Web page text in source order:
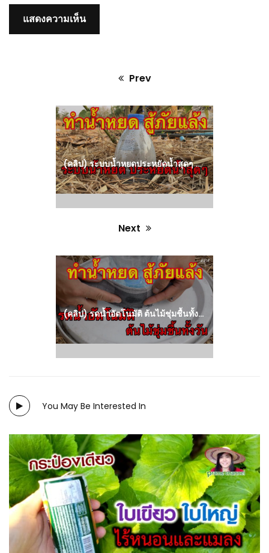
Prev
Previous
post:
(คลิป) ระบบน้ำหยดประหยัดน้ำสุดๆ – น้ำหยดสู้ภัยแล้ง จากขวดพลาสติก : วีดีโอ เกษตร
Next
Next
post:
(คลิป) รดน้ำอัตโนมัติ ต้นไม้ชุ่มชื้นทั้งวัน – น้ำหยดสู้ภัยแล้ง จากขวดพลาสติก : วีดีโอ เกษตร
You May Be Interested In